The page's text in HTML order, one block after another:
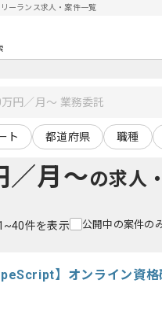
ーランス求人・案件一覧
ト 都道府県 職種
／月〜の求人
件を表示 公開中の案件の
】オンライン資